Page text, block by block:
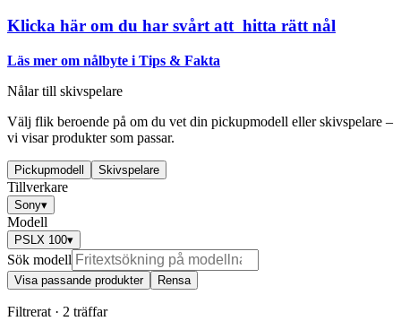
Klicka här om du har svårt att hitta rätt nål
Läs mer om nålbyte i Tips & Fakta
Nålar till skivspelare
Välj flik beroende på om du vet din pickupmodell eller skivspelare –
vi visar produkter som passar.
Pickupmodell Skivspelare
Tillverkare
Sony▾
Modell
PSLX 100▾
Sök modell
Visa passande produkter Rensa
Filtrerat · 2 träffar